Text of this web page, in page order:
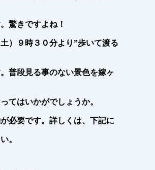
驚きですよね！
）９時３０分より”歩いて渡る
普段見る事のない景色を嫁ヶ
てはいかがでしょうか。
必要です。詳しくは、下記に
。